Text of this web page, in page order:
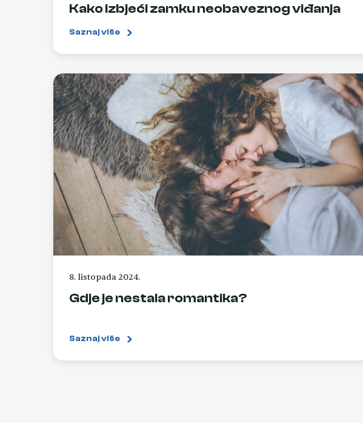
Kako izbjeći zamku neobaveznog viđanja
Saznaj više
8. listopada 2024.
Gdje je nestala romantika?
Saznaj više